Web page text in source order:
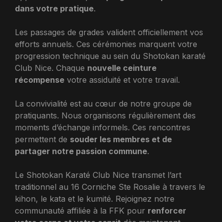
dans votre pratique.
Les passages de grades valident officiellement vos
efforts annuels. Ces cérémonies marquent votre
progression technique au sein du Shotokan karaté
Club Nice. Chaque nouvelle ceinture
récompense votre assiduité et votre travail.
La convivialité est au cœur de notre groupe de
pratiquants. Nous organisons régulièrement des
moments d’échange informels. Ces rencontres
permettent de souder les membres et de
partager notre passion commune.
Le Shotokan Karaté Club Nice transmet l’art
traditionnel au 16 Corniche Ste Rosalie à travers le
kihon, le kata et le kumité. Rejoignez notre
communauté affiliée à la FFK pour renforcer